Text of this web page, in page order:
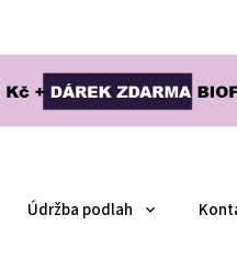
Údržba podlah